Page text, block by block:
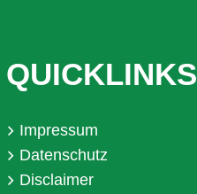
QUICKLINKS
Impressum
Datenschutz
Disclaimer